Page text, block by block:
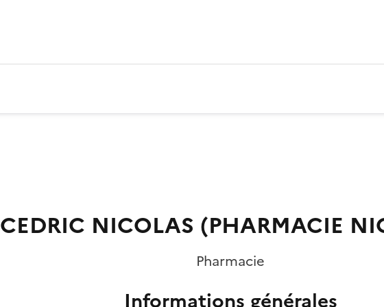
CEDRIC NICOLAS (PHARMACIE
Pharmacie
Informations générales